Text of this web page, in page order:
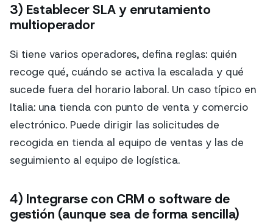
3) Establecer SLA y enrutamiento
multioperador
Si tiene varios operadores, defina reglas: quién
recoge qué, cuándo se activa la escalada y qué
sucede fuera del horario laboral. Un caso típico en
Italia: una tienda con punto de venta y comercio
electrónico. Puede dirigir las solicitudes de
recogida en tienda al equipo de ventas y las de
seguimiento al equipo de logística.
4) Integrarse con CRM o software de
gestión (aunque sea de forma sencilla)